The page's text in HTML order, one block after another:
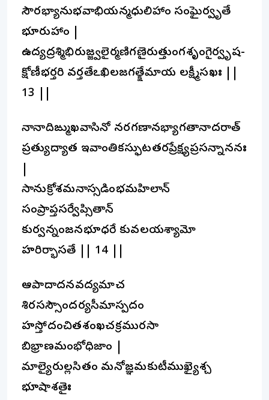
సౌరభ్యానుభవాభియన్మధులిహాం సంఘైర్వృతే
భూరుహాం |
ఉద్యద్రశ్మిభిరుజ్జ్వలైర్మణిగణైరుత్తుంగశృంగైర్వృష-
క్షోణీభర్తరి వర్తతేఽఖిలజగత్క్షేమాయ లక్ష్మీసఖః ||
13 ||
నానాదిఙ్ముఖవాసినో నరగణానభ్యాగతానాదరాత్
ప్రత్యుద్యాత ఇవాంతికస్ఫుటతరప్రేక్ష్యప్రసన్నాననః
సానుక్రోశమనాస్సడింభమహిలాన్
సంప్రాప్తసర్వేప్సితాన్
కుర్వన్నంజనభూధరే కువలయశ్యామో
హరిర్భాసతే || 14 ||
ఆపాదాదనవద్యమాచ
శిరసస్సౌందర్యసీమాస్పదం
హస్తోదంచితశంఖచక్రమురసా
బిభ్రాణమంభోధిజాం |
మాల్యైరుల్లసితం మనోజ్ఞమకుటీముఖ్యైశ్చ
భూషాశతైః